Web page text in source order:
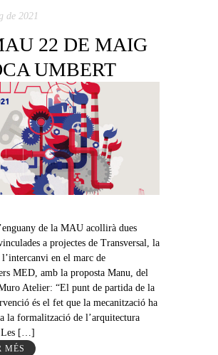
de 2021
22 DE MAIG
UMBERT
de la MAU acollirà dues
a projectes de Transversal, la
en el marc de
MED, amb la proposta Manu, del
Atelier: “El punt de partida de la
és el fet que la mecanització ha
la formalització de l’arquitectura
Les […]
MÉS